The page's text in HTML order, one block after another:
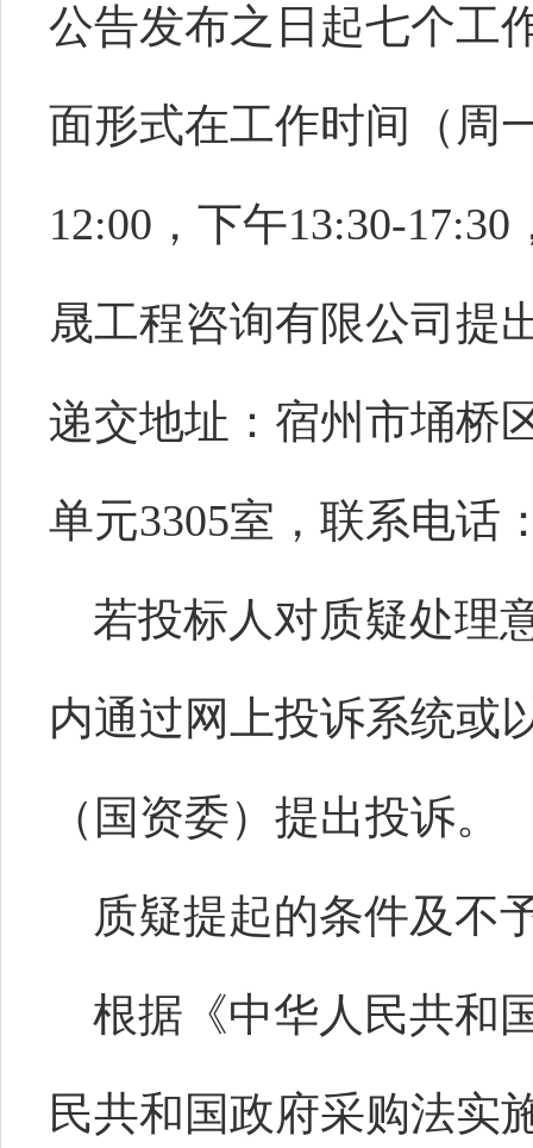
公告发布之日起七个工
面形式在工作时间（周
12:00，下午13:30-
晟工程咨询有限公司提
递交地址：宿州市埇桥
单元3305室，联系电话
若投标人对质疑处理
内通过网上投诉系统或
（国资委）提出投诉。
质疑提起的条件及不
根据《中华人民共和
民共和国政府采购法实